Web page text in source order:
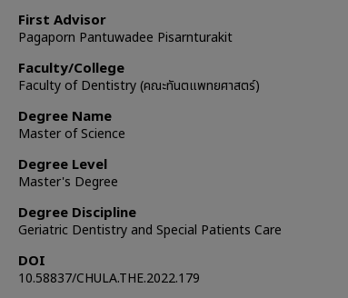
First Advisor
Pagaporn Pantuwadee Pisarnturakit
Faculty/College
Faculty of Dentistry (คณะทันตแพทยศาสตร์)
Degree Name
Master of Science
Degree Level
Master's Degree
Degree Discipline
Geriatric Dentistry and Special Patients Care
DOI
10.58837/CHULA.THE.2022.179